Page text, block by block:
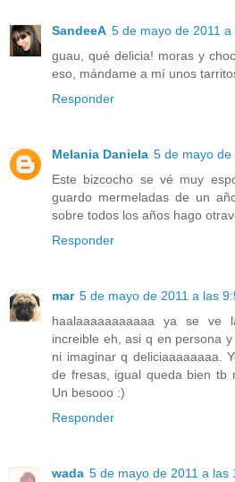
SandeeA 5 de mayo de 2011 a
guau, qué delicia! moras y
eso, mándame a mí unos
Responder
Melania Daniela 5 de mayo de
Este bizcocho se vé muy
guardo mermeladas de un
sobre todos los años hago
Responder
mar 5 de mayo de 2011 a las
haalaaaaaaaaaaa ya se ve
increible eh, asi q en persona
ni imaginar q deliciaaaaaaaa.
de fresas, igual queda bien tb
Un besooo :)
Responder
wada 5 de mayo de 2011 a las